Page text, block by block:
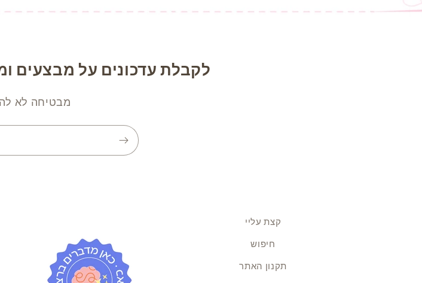
לקבלת עדכונים על מבצעים
מבטיחה לא
קצת עליי
חיפוש
תקנון האתר